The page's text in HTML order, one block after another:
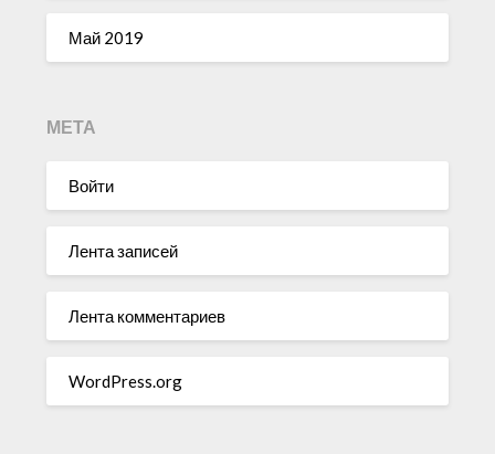
Май 2019
МЕТА
Войти
Лента записей
Лента комментариев
WordPress.org